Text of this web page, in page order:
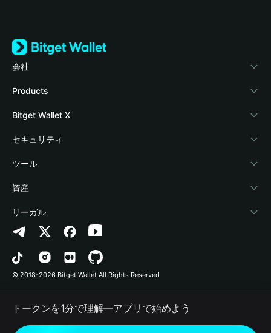
会社
Bitget Walletについて
ブログ
アカデミー
暗号資産ニュース
Help Center
お問い合わせ
ブランドリソース
キャリア
Products
Crypto Card
Stablecoin Earn
Payfi Crypto
Crypto Swap API
Altcoin Season Index
Prediction Markets
DApp
RWA
Bitget Wallet X
デベロッパー
ウォレットを接続
Bitget Wallet Pay
プロジェクトを掲載
セキュリティ
保護基金
セキュリティ技術
ツール
暗号資産を購入
認証検出
コントラクト検出
一括送金
資産
Arbitrum
Avalanche
Bitcoin
Polygon
リーガル
プライバシーポリシー
利用規約
© 2018-2026 Bitget Wallet All Rights Reserved
トークンを1分で理解―アプリで始めよう